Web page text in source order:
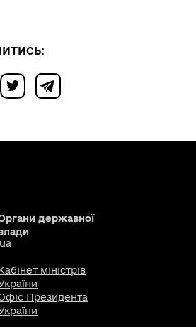
державної
міністрів
Президента